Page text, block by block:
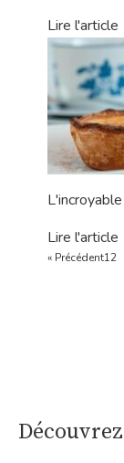
Lire l'article
Lire l'article
« Précédent12